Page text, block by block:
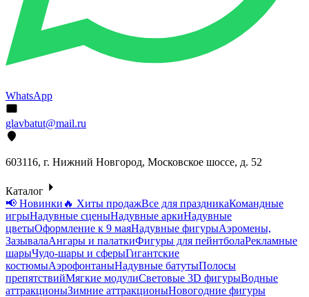
WhatsApp
glavbatut@mail.ru
603116, г. Нижний Новгород, Московское шоссе, д. 52
Каталог
📢 Новинки 🔥 Хиты продажВсе для праздникаКомандные
игрыНадувные сценыНадувные аркиНадувные
цветыОформление к 9 маяНадувные фигурыАэромены,
ЗазывалаАнгары и палаткиФигуры для пейнтболаРекламные
шарыЧудо-шары и сферыГигантские
костюмыАэрофонтаныНадувные батутыПолосы
препятствийМягкие модулиСветовые 3D фигурыВодные
аттракционыЗимние аттракционыНовогодние фигуры